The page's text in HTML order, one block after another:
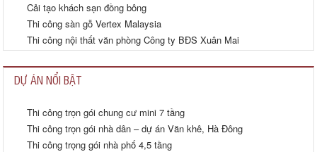
Cải tạo khách sạn đồng bông
Thi công sàn gỗ Vertex Malaysia
Thi công nội thất văn phòng Công ty BĐS Xuân Mai
DỰ ÁN NỔI BẬT
Thi công trọn gói chung cư mini 7 tầng
Thi công trọn gói nhà dân – dự án Văn khê, Hà Đông
Thi công trọng gói nhà phố 4,5 tầng
A Tuấn Anh
Chung cư 30 Phạm văn Đồng